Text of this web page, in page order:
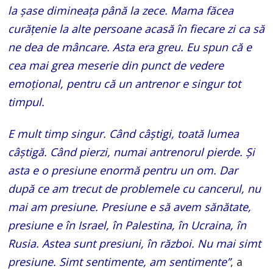
la șase dimineața până la zece. Mama făcea
curățenie la alte persoane acasă în fiecare zi ca să
ne dea de mâncare. Asta era greu. Eu spun că e
cea mai grea meserie din punct de vedere
emoțional, pentru că un antrenor e singur tot
timpul.
E mult timp singur. Când câștigi, toată lumea
câștigă. Când pierzi, numai antrenorul pierde. Și
asta e o presiune enormă pentru un om. Dar
după ce am trecut de problemele cu cancerul, nu
mai am presiune. Presiune e să avem sănătate,
presiune e în Israel, în Palestina, în Ucraina, în
Rusia. Astea sunt presiuni, în război. Nu mai simt
presiune. Simt sentimente, am sentimente”, a